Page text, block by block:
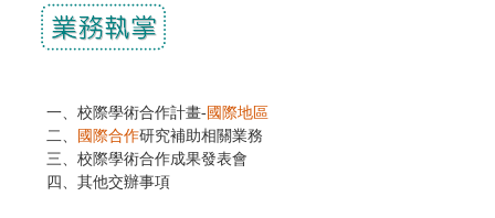
一、 校際學術合作計畫-國際地區
二、 國際合作研究補助相關業務
三、校際學術合作成果發表會
四、其他交辦事項